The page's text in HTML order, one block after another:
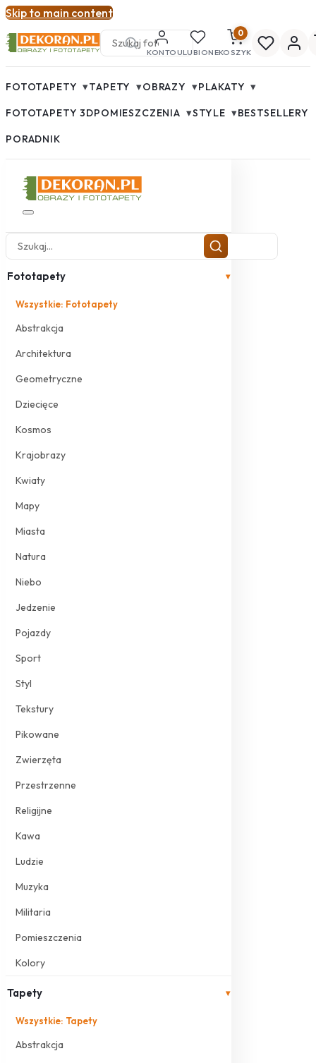
Skip to main content
KONTOULUBIONE
0
KOSZYK
FOTOTAPETY ▾TAPETY ▾OBRAZY ▾PLAKATY ▾
FOTOTAPETY 3DPOMIESZCZENIA ▾STYLE ▾BESTSELLERY
PORADNIK
Fototapety ▾
Wszystkie: Fototapety
Abstrakcja
Architektura
Geometryczne
Dziecięce
Kosmos
Krajobrazy
Kwiaty
Mapy
Miasta
Natura
Niebo
Jedzenie
Pojazdy
Sport
Styl
Tekstury
Pikowane
Zwierzęta
Przestrzenne
Religijne
Kawa
Ludzie
Muzyka
Militaria
Pomieszczenia
Kolory
Tapety ▾
Wszystkie: Tapety
Abstrakcja